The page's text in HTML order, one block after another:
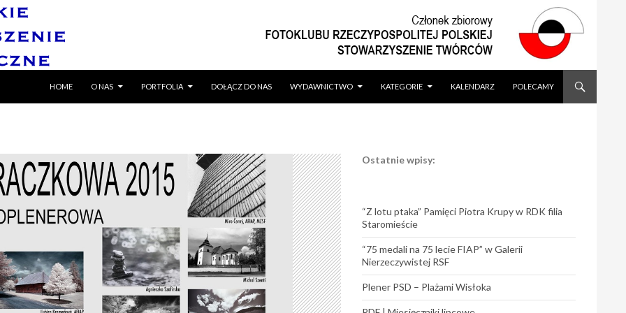
HOME
O NAS PORTFOLIA DOŁĄCZ DO NAS WYDAWNICTWO KATEGORIE KALENDARZ POLECAMY
Ostatnie wpisy:
“Z lotu ptaka” Pamięci Piotra Krupy w RDK filia
Staromieście
“75 medali na 75 lecie FIAP” w Galerii
Nierzeczywistej RSF
Plener PSD – Plażami Wisłoka